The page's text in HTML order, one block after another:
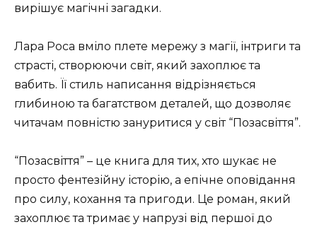
вирішує магічні загадки.
Лара Роса вміло плете мережу з магії, інтриги та
страсті, створюючи світ, який захоплює та
вабить. Її стиль написання відрізняється
глибиною та багатством деталей, що дозволяє
читачам повністю зануритися у світ “Позасвіття”.
“Позасвіття” – це книга для тих, хто шукає не
просто фентезійну історію, а епічне оповідання
про силу, кохання та пригоди. Це роман, який
захоплює та тримає у напрузі від першої до